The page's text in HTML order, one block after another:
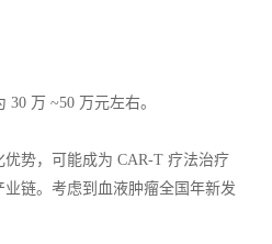
万 ~50 万元左右。
势，可能成为 CAR-T 疗法治疗
链。考虑到血液肿瘤全国年新发